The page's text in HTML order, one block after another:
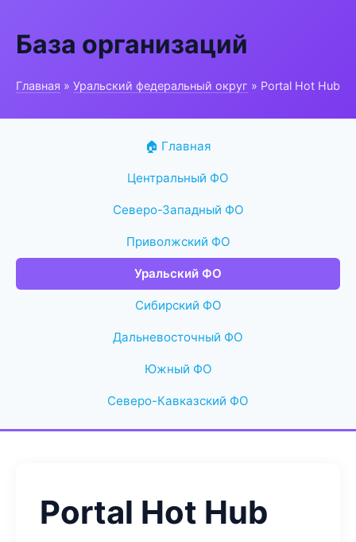
База организаций
Главная » Уральский федеральный округ » Portal Hot Hub
🏠 Главная
Центральный ФО
Северо-Западный ФО
Приволжский ФО
Уральский ФО
Сибирский ФО
Дальневосточный ФО
Южный ФО
Северо-Кавказский ФО
Portal Hot Hub